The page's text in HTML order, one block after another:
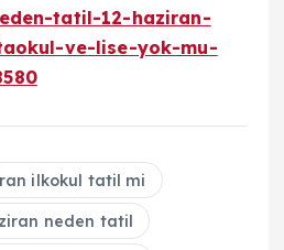
tatil-12-haziran-
ve-lise-yok-mu-
ilkokul tatil mi
neden tatil